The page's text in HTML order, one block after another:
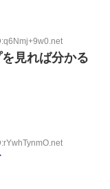
見れば分かる